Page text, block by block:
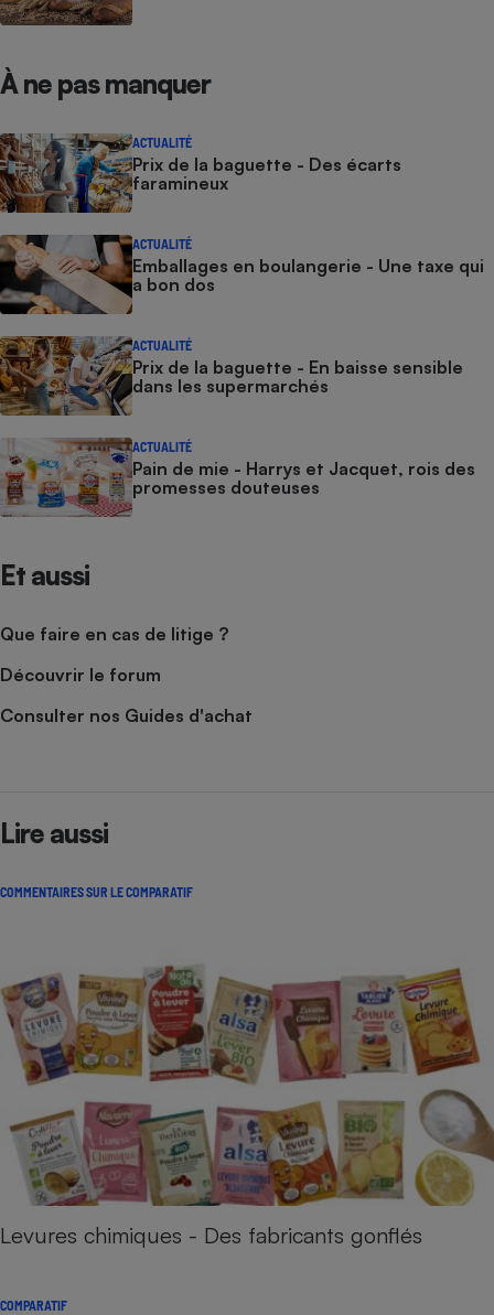
À ne pas manquer
ACTUALITÉ
Prix de la baguette - Des écarts
faramineux
ACTUALITÉ
Emballages en boulangerie - Une taxe qui
a bon dos
ACTUALITÉ
Prix de la baguette - En baisse sensible
dans les supermarchés
ACTUALITÉ
Pain de mie - Harrys et Jacquet, rois des
promesses douteuses
Et aussi
Que faire en cas de litige ?
Découvrir le forum
Consulter nos Guides d'achat
Lire aussi
COMMENTAIRES SUR LE COMPARATIF
Levures chimiques - Des fabricants gonflés
COMPARATIF